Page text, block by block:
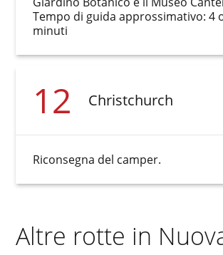
Tempo di guida approssimativo: 4
minuti
12 Christchurch
Riconsegna del camper.
Altre rotte in